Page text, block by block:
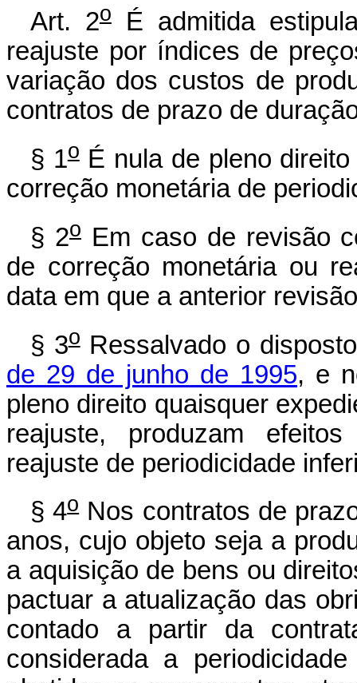
Art. 2oÉ admitida
reajuste por índices de
variação dos custos de
contratos de prazo de
§ 1oÉ nula de pleno direito
correção monetária de
§ 2oEm caso de revisão
de correção monetária ou
data em que a anterior
§ 3oRessalvado o
de 29 de junho de 1995, e
pleno direito quaisquer
reajuste, produzam
reajuste de periodicidade
§ 4oNos contratos de
anos, cujo objeto seja a
a aquisição de bens ou
pactuar a atualização das
contado a partir da
considerada a